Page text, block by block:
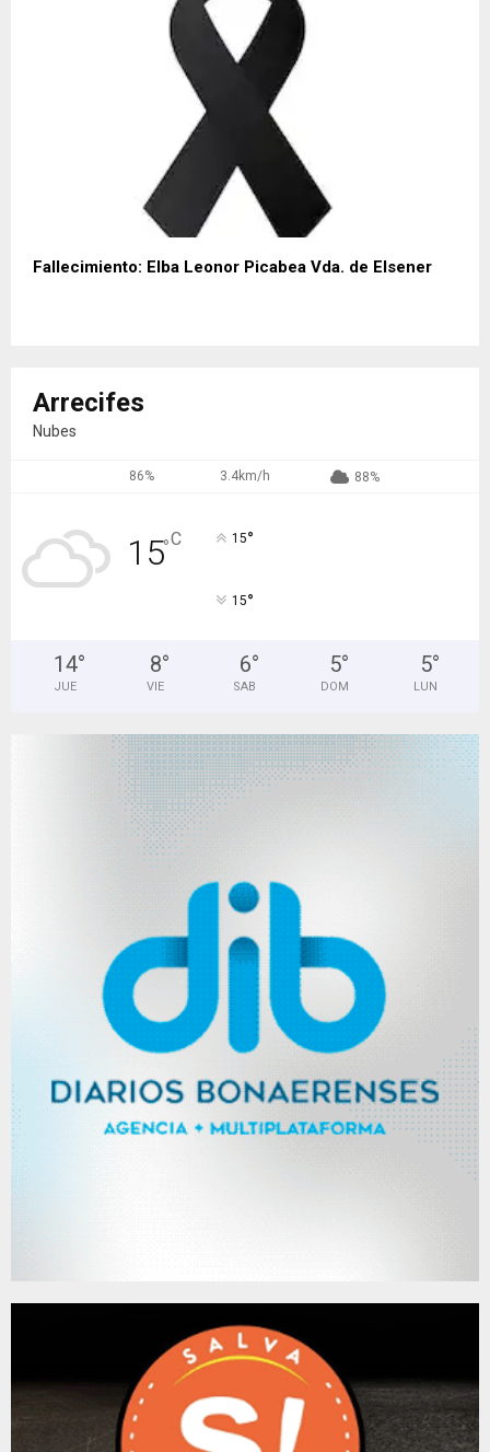
Fallecimiento: Elba Leonor Picabea Vda. de Elsener
Arrecifes
Nubes
86% 3.4km/h 88%
15°C 15°
15°
14°
JUE
8°
VIE
6°
SAB
5°
DOM
5°
LUN